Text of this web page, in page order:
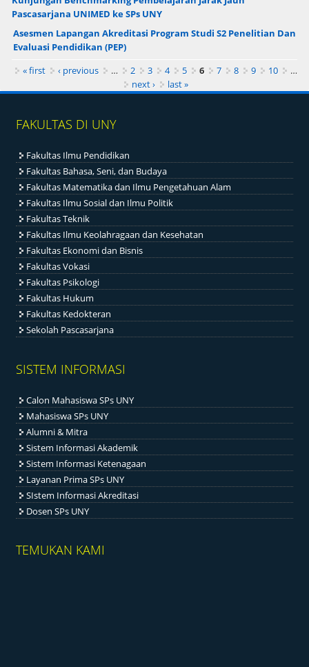
Pascasarjana UNIMED ke SPs UNY
Asesmen Lapangan Akreditasi Program Studi S2 Penelitian Dan
Evaluasi Pendidikan (PEP)
Pages
« first ‹ previous … 2 3 4 5 6 7 8 9 10
…
next ›
last »
FAKULTAS DI UNY
Fakultas Ilmu Pendidikan
Fakultas Bahasa, Seni, dan Budaya
Fakultas Matematika dan Ilmu Pengetahuan Alam
Fakultas Ilmu Sosial dan Ilmu Politik
Fakultas Teknik
Fakultas Ilmu Keolahragaan dan Kesehatan
Fakultas Ekonomi dan Bisnis
Fakultas Vokasi
Fakultas Psikologi
Fakultas Hukum
Fakultas Kedokteran
Sekolah Pascasarjana
SISTEM INFORMASI
Calon Mahasiswa SPs UNY
Mahasiswa SPs UNY
Alumni & Mitra
Sistem Informasi Akademik
Sistem Informasi Ketenagaan
Layanan Prima SPs UNY
SIstem Informasi Akreditasi
Dosen SPs UNY
TEMUKAN KAMI